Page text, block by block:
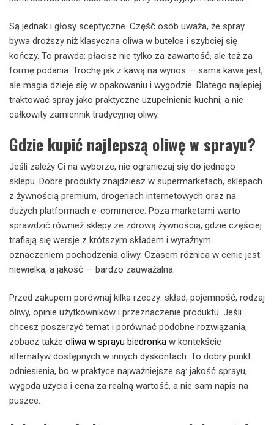
Są jednak i głosy sceptyczne. Część osób uważa, że spray
bywa droższy niż klasyczna oliwa w butelce i szybciej się
kończy. To prawda: płacisz nie tylko za zawartość, ale też za
formę podania. Trochę jak z kawą na wynos — sama kawa jest,
ale magia dzieje się w opakowaniu i wygodzie. Dlatego najlepiej
traktować spray jako praktyczne uzupełnienie kuchni, a nie
całkowity zamiennik tradycyjnej oliwy.
Gdzie kupić najlepszą oliwę w sprayu?
Jeśli zależy Ci na wyborze, nie ograniczaj się do jednego
sklepu. Dobre produkty znajdziesz w supermarketach, sklepach
z żywnością premium, drogeriach internetowych oraz na
dużych platformach e-commerce. Poza marketami warto
sprawdzić również sklepy ze zdrową żywnością, gdzie częściej
trafiają się wersje z krótszym składem i wyraźnym
oznaczeniem pochodzenia oliwy. Czasem różnica w cenie jest
niewielka, a jakość — bardzo zauważalna.
Przed zakupem porównaj kilka rzeczy: skład, pojemność, rodzaj
oliwy, opinie użytkowników i przeznaczenie produktu. Jeśli
chcesz poszerzyć temat i porównać podobne rozwiązania,
zobacz także oliwa w sprayu biedronka w kontekście
alternatyw dostępnych w innych dyskontach. To dobry punkt
odniesienia, bo w praktyce najważniejsze są: jakość sprayu,
wygoda użycia i cena za realną wartość, a nie sam napis na
puszce.